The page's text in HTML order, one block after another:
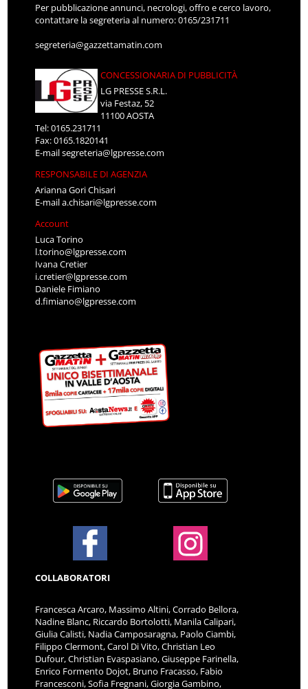
Per pubblicazione annunci, necrologi, offro e cerco lavoro,
contattare la segreteria al numero: 0165/231711
segreteria@gazzettamatin.com
CONCESSIONARIA DI PUBBLICITÀ
LG PRESSE S.R.L.
via Festaz, 52
11100 AOSTA
Tel: 0165.231711
Fax: 0165.1820141
E-mailsegreteria@lgpresse.com
RESPONSABILE DI AGENZIA
Arianna Gori Chisari
E-maila.chisari@lgpresse.com
Account
Luca Torino
l.torino@lgpresse.com
Ivana Cretier
i.cretier@lgpresse.com
Daniele Fimiano
d.fimiano@lgpresse.com
COLLABORATORI
Francesca Arcaro, Massimo Altini, Corrado Bellora,
Nadine Blanc, Riccardo Bortolotti, Manila Calipari,
Giulia Calisti, Nadia Camposaragna, Paolo Ciambi,
Filippo Clermont, Carol Di Vito, Christian Leo
Dufour, Christian Evaspasiano, Giuseppe Farinella,
Enrico Formento Dojot, Bruno Fracasso, Fabio
Francesconi, Sofia Fregnani, Giorgia Gambino,